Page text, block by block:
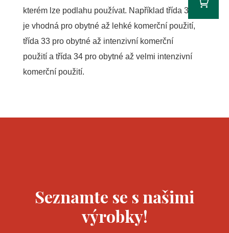
kterém lze podlahu používat. Například třída 32
je vhodná pro obytné až lehké komerční použití,
třída 33 pro obytné až intenzivní komerční
použití a třída 34 pro obytné až velmi intenzivní
komerční použití.
Seznamte se s našimi
výrobky!